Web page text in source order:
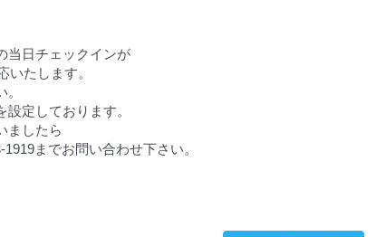
当日チェックインが
たします。
定しております。
ましたら
までお問い合わせ下さい。